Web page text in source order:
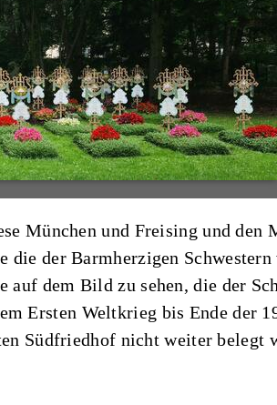
München und Freising und den
der Barmherzigen
dem Bild zu sehen, die der
Ersten Weltkrieg bis Ende der
Südfriedhof nicht weiter belegt